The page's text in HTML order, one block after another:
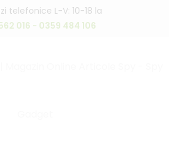
telefonice L-V: 10-18 la
016 - 0359 484 106